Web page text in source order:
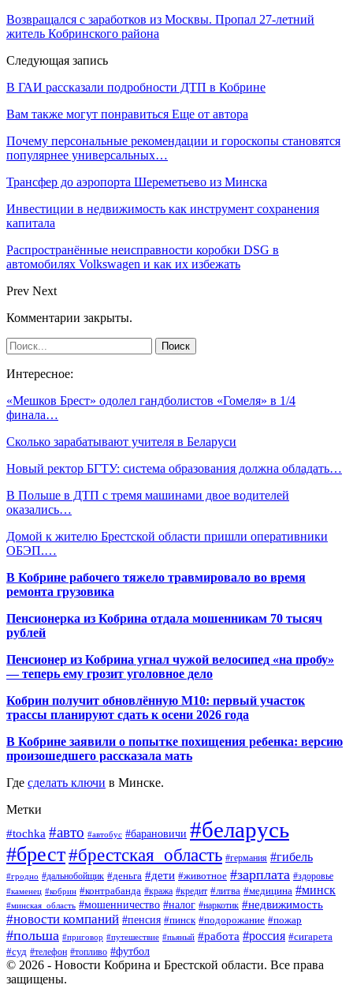
Возвращался с заработков из Москвы. Пропал 27-летний
житель Кобринского района
Следующая запись
В ГАИ рассказали подробности ДТП в Кобрине
Вам также могут понравиться Еще от автора
Почему персональные рекомендации и гороскопы становятся
популярнее универсальных…
Трансфер до аэропорта Шереметьево из Минска
Инвестиции в недвижимость как инструмент сохранения
капитала
Распространённые неисправности коробки DSG в
автомобилях Volkswagen и как их избежать
Prev Next
Комментарии закрыты.
Интересное:
«Мешков Брест» одолел гандболистов «Гомеля» в 1/4
финала…
Сколько зарабатывают учителя в Беларуси
Новый ректор БГТУ: система образования должна обладать…
В Польше в ДТП с тремя машинами двое водителей
оказались…
Домой к жителю Брестской области пришли оперативники
ОБЭП.…
В Кобрине рабочего тяжело травмировало во время
ремонта грузовика
Пенсионерка из Кобрина отдала мошенникам 70 тысяч
рублей
Пенсионер из Кобрина угнал чужой велосипед «на пробу»
— теперь ему грозит уголовное дело
Кобрин получит обновлённую М10: первый участок
трассы планируют сдать к осени 2026 года
В Кобрине заявили о попытке похищения ребенка: версию
произошедшего рассказала мать
Где сделать ключи в Минске.
Метки
#tochka #авто #автобус #барановичи #беларусь
#брест#брестская_область #германия #гибель
#гродно #дальнобойщик #деньга #дети #животное #зарплата #здоровье
#каменец #кобрин #контрабанда #кража #кредит #литва #медицина #минск
#минская_область #мошенничество #налог #наркотик #недвижимость
#новости компаний #пенсия #пинск #подорожание #пожар
#польша #приговор #путешествие #пьяный #работа #россия #сигарета
#суд #телефон #топливо #футбол
© 2026 - Новости Кобрина и Брестской области. Все права
защищены.